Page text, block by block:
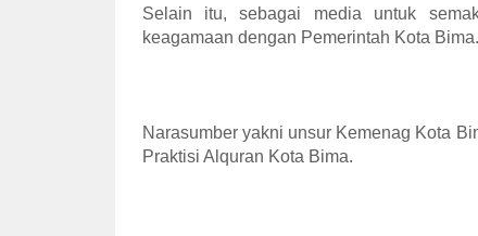
Selain itu, sebagai media untuk
keagamaan dengan Pemerintah Kota Bima.
Narasumber yakni unsur Kemenag Kota
Praktisi Alquran Kota Bima.